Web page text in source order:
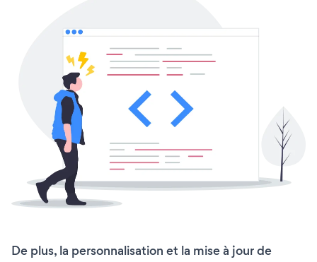
De plus, la personnalisation et la mise à jour de